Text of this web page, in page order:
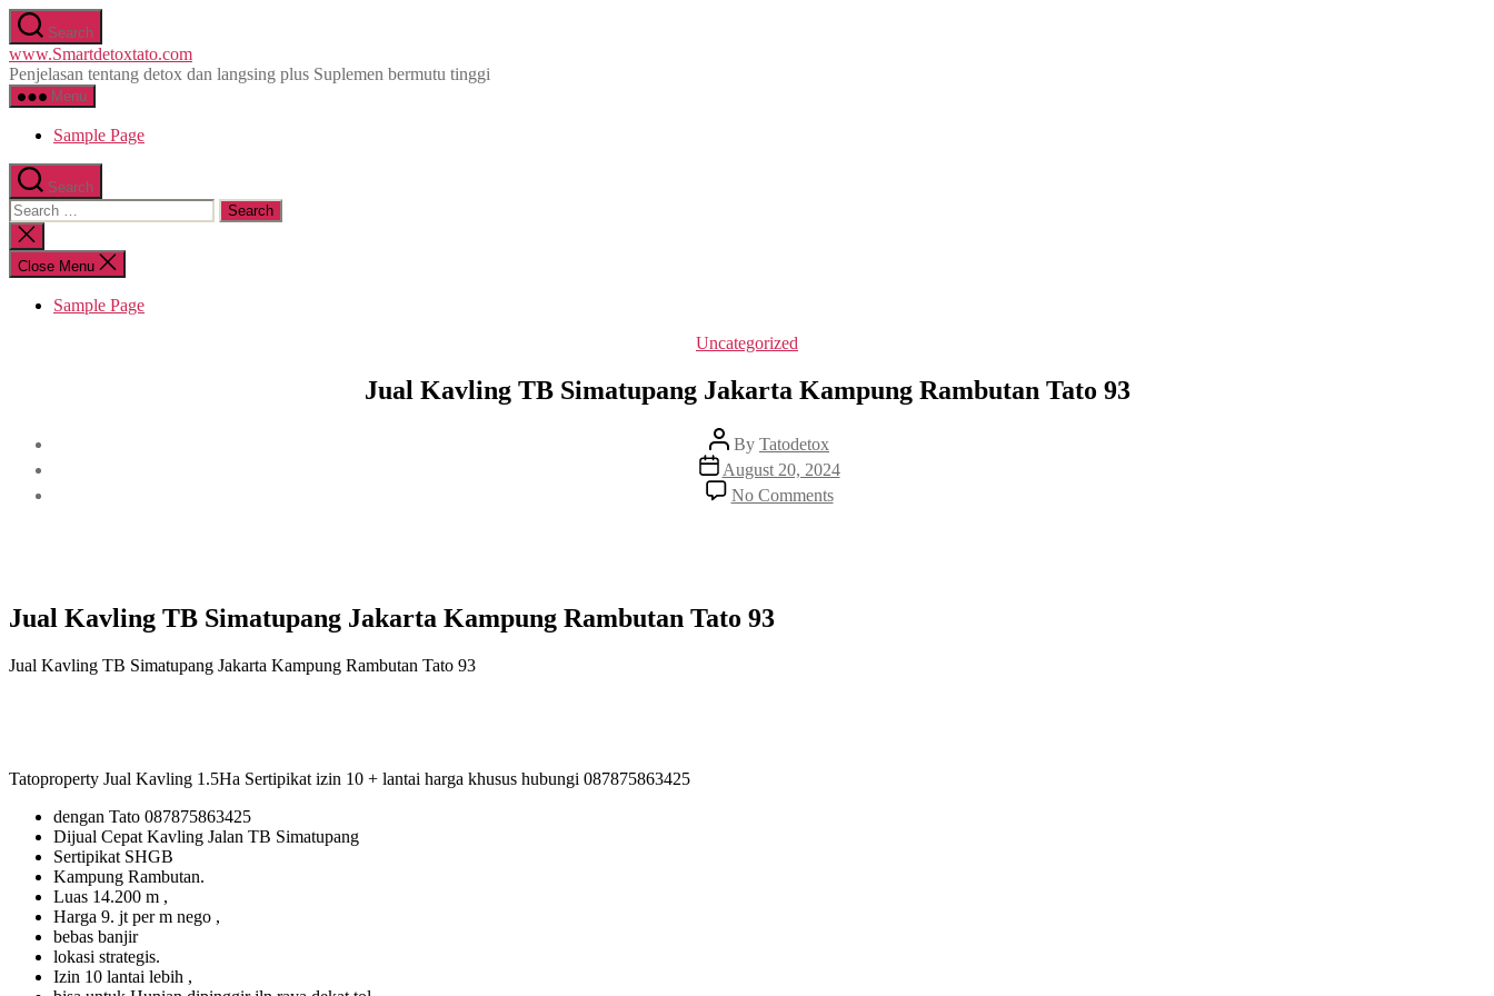
Skip
to
the
content
Search
www.Smartdetoxtato.com
Penjelasan tentang detox dan langsing plus Suplemen bermutu tinggi
Menu
Sample Page
Search
Search
for:
Close
search
Close Menu
Sample Page
Categories
Uncategorized
Jual Kavling TB Simatupang Jakarta Kampung Rambutan Tato 93
Post
author
By Tatodetox
Post
date
August 20, 2024
No Commentson
Jual
Jual Kavling TB Simatupang Jakarta Kampung Rambutan Tato 93
Jual Kavling TB Simatupang Jakarta Kampung Rambutan Tato 93
Tatoproperty Jual Kavling 1.5Ha Sertipikat izin 10 + lantai harga khusus hubungi 087875863425
dengan Tato 087875863425
Dijual Cepat Kavling Jalan TB Simatupang
Sertipikat SHGB
Kampung Rambutan.
Luas 14.200 m ,
Harga 9. jt per m nego ,
bebas banjir
lokasi strategis.
Izin 10 lantai lebih ,